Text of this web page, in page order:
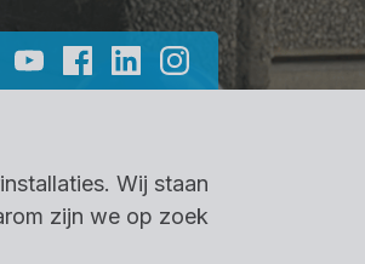
Wij staan
zijn we op zoek